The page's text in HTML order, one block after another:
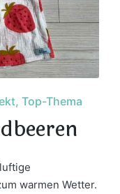
Top-Thema
warmen Wetter.